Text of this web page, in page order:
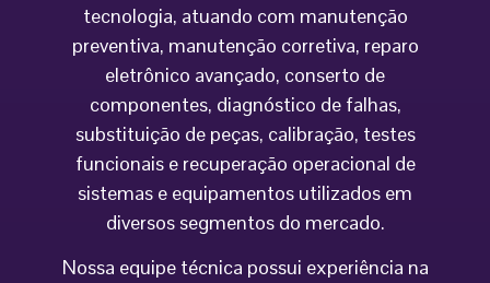
tecnologia, atuando com manutenção
preventiva, manutenção corretiva, reparo
eletrônico avançado, conserto de
componentes, diagnóstico de falhas,
substituição de peças, calibração, testes
funcionais e recuperação operacional de
sistemas e equipamentos utilizados em
diversos segmentos do mercado.
Nossa equipe técnica possui experiência na